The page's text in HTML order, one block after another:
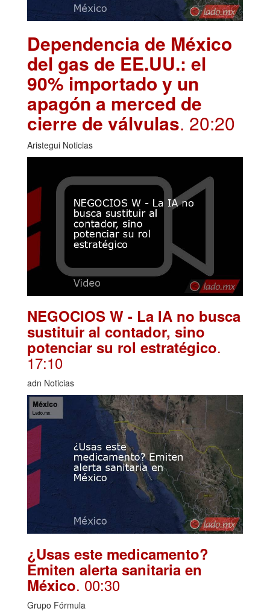
Dependencia de México
del gas de EE.UU.: el
90% importado y un
apagón a merced de
cierre de válvulas. 20:20
Aristegui Noticias
NEGOCIOS W - La IA no busca
sustituir al contador, sino
potenciar su rol estratégico.
17:10
adn Noticias
¿Usas este medicamento?
Emiten alerta sanitaria en
México. 00:30
Grupo Fórmula